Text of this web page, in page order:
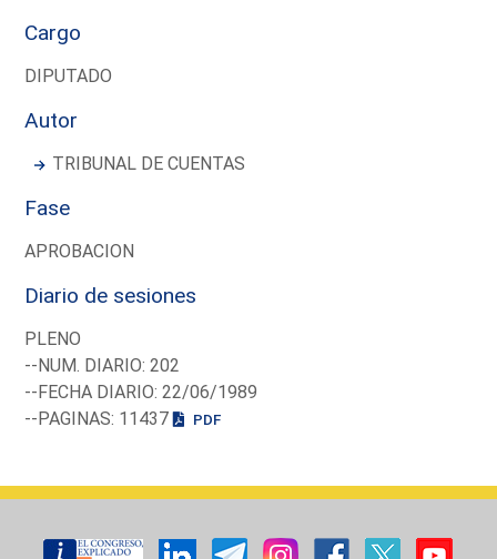
Cargo
DIPUTADO
Autor
TRIBUNAL DE CUENTAS
Fase
APROBACION
Diario de sesiones
PLENO
--NUM. DIARIO: 202
--FECHA DIARIO: 22/06/1989
--PAGINAS: 11437
PDF